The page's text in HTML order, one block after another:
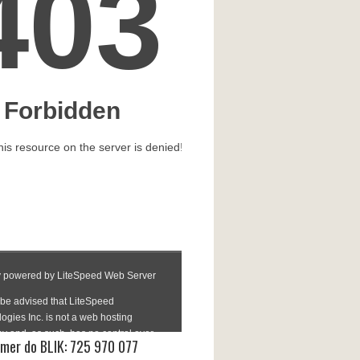
do BLIK: 725 970 077